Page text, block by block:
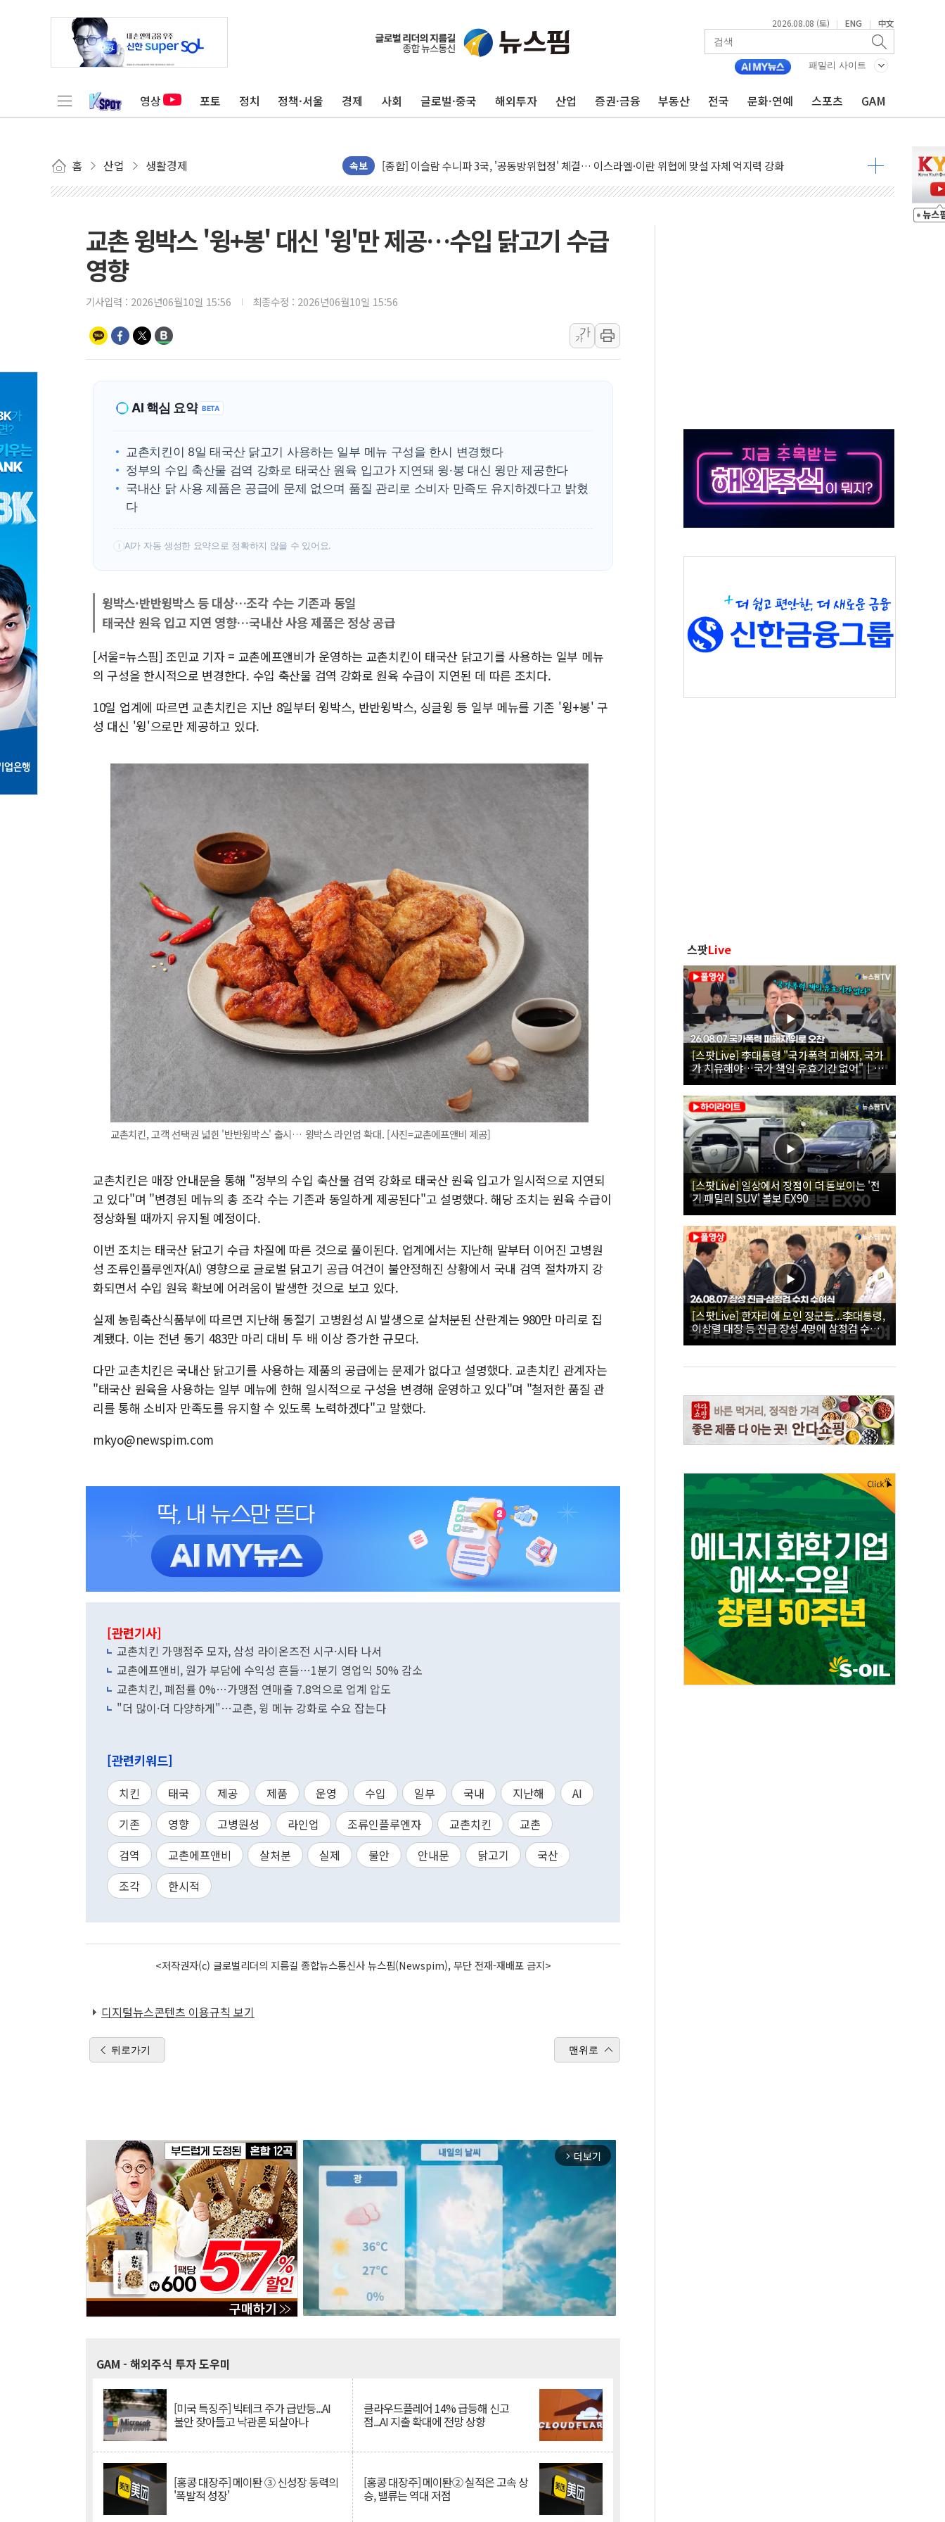
2026.08.08 (토) | ENG | 中文
패밀리 사이트
영상 포토 정치 정책·서울 경제 사회 글로벌·중국 해외투자 산업 증권·금융 부동산 전국 문화·연예 스포츠 GAM
홈 산업 생활경제 속보
유럽증시, 美 고용 예상 밖 부진에 연준 금리 인상 가능성 낮아지며 상승… STOXX 600 지수는 나흘 연속 최고치
미 연준 매파 기세 꺾이나…고용 감소에 9월 동결 전망 우세
트럼프, 백신·자폐증 행정명령 검토…"이르면 다음 주"
美 항소법원, 백악관 무도회장 공사 중단 명령…트럼프 제동
美 고용 쇼크에 엔화 장중 급등…시장은 "또 개입했나" 촉각
[AI MY 뉴스] 뉴욕 반도체주 프리뷰...美 고용 쇼크에 반도체주 '활짝'
뉴욕증시 개장 전 특징주...아틀라시안·클라우드플레어·태양광주↑ VS 트레이드데스크·웬디스↓
보훈부, 미 DPAA와 MOU… "6·25 미군 실종자 7359명 끝까지 찾겠다"
트럼프, 中 겨냥 폴리실리콘 관세 15% 부과…美 태양광주 급등
[사진] 빈살만과 에르도안의 만남
교촌 윙박스 '윙+봉' 대신 '윙'만 제공…수입 닭고기 수급
영향
기사입력 : 2026년06월10일 15:56 최종수정 : 2026년06월10일 15:56
가
가
AI 핵심 요약 BETA
교촌치킨이 8일 태국산 닭고기 사용하는 일부 메뉴 구성을 한시 변경했다
정부의 수입 축산물 검역 강화로 태국산 원육 입고가 지연돼 윙·봉 대신 윙만 제공한다
국내산 닭 사용 제품은 공급에 문제 없으며 품질 관리로 소비자 만족도 유지하겠다고 밝혔
다
! AI가 자동 생성한 요약으로 정확하지 않을 수 있어요.
윙박스·반반윙박스 등 대상…조각 수는 기존과 동일
태국산 원육 입고 지연 영향…국내산 사용 제품은 정상 공급
[서울=뉴스핌] 조민교 기자 = 교촌에프앤비가 운영하는 교촌치킨이 태국산 닭고기를 사용하는 일부 메뉴
의 구성을 한시적으로 변경한다. 수입 축산물 검역 강화로 원육 수급이 지연된 데 따른 조치다.
10일 업계에 따르면 교촌치킨은 지난 8일부터 윙박스, 반반윙박스, 싱글윙 등 일부 메뉴를 기존 '윙+봉' 구
성 대신 '윙'으로만 제공하고 있다.
교촌치킨, 고객 선택권 넓힌 '반반윙박스' 출시… 윙박스 라인업 확대. [사진=교촌에프앤비 제공]
교촌치킨은 매장 안내문을 통해 "정부의 수입 축산물 검역 강화로 태국산 원육 입고가 일시적으로 지연되
고 있다"며 "변경된 메뉴의 총 조각 수는 기존과 동일하게 제공된다"고 설명했다. 해당 조치는 원육 수급이
정상화될 때까지 유지될 예정이다.
이번 조치는 태국산 닭고기 수급 차질에 따른 것으로 풀이된다. 업계에서는 지난해 말부터 이어진 고병원
성 조류인플루엔자(AI) 영향으로 글로벌 닭고기 공급 여건이 불안정해진 상황에서 국내 검역 절차까지 강
화되면서 수입 원육 확보에 어려움이 발생한 것으로 보고 있다.
실제 농림축산식품부에 따르면 지난해 동절기 고병원성 AI 발생으로 살처분된 산란계는 980만 마리로 집
계됐다. 이는 전년 동기 483만 마리 대비 두 배 이상 증가한 규모다.
다만 교촌치킨은 국내산 닭고기를 사용하는 제품의 공급에는 문제가 없다고 설명했다. 교촌치킨 관계자는
"태국산 원육을 사용하는 일부 메뉴에 한해 일시적으로 구성을 변경해 운영하고 있다"며 "철저한 품질 관
리를 통해 소비자 만족도를 유지할 수 있도록 노력하겠다"고 말했다.
mkyo@newspim.com
[관련기사]
교촌치킨 가맹점주 모자, 삼성 라이온즈전 시구·시타 나서
교촌에프앤비, 원가 부담에 수익성 흔들…1분기 영업익 50% 감소
교촌치킨, 폐점률 0%…가맹점 연매출 7.8억으로 업계 압도
"더 많이·더 다양하게"…교촌, 윙 메뉴 강화로 수요 잡는다
[관련키워드]
치킨 태국 제공 제품 운영 수입 일부 국내 지난해
AI
기존
영향 고병원성 라인업 조류인플루엔자 교촌치킨
교촌
검역
교촌에프앤비 살처분 실제 불안 안내문 닭고기
국산
조각
한시적
<저작권자(c) 글로벌리더의 지름길 종합뉴스통신사 뉴스핌(Newspim), 무단 전재-재배포 금지>
디지털뉴스콘텐츠 이용규칙 보기
뒤로가기 맨위로
arrow_forward_ios 더보기
GAM - 해외주식 투자 도우미
[미국 특징주] 빅테크 주가 급반등...AI
불안 잦아들고 낙관론 되살아나
클라우드플레어 14% 급등해 신고
점...AI 지출 확대에 전망 상향
[홍콩 대장주] 메이퇀 ③ 신성장 동력의
'폭발적 성장'
[홍콩 대장주] 메이퇀② 실적은 고속 상
승, 밸류는 역대 저점
스팟Live
[스팟Live] 李대통령 "국가폭력 피해자, 국가
가 치유해야…국가 책임 유효기간 없어"｜
26.08.07 국가폭력 피해자 위로 오찬
[스팟Live] 일상에서 장점이 더 돋보이는 '전
기 패밀리 SUV' 볼보 EX90
[스팟Live] 한자리에 모인 장군들...李대통령,
이상렬 대장 등 진급 장성 4명에 삼정검 수치
직접 수여｜26.08.07 장성 진급·삼정검 수치